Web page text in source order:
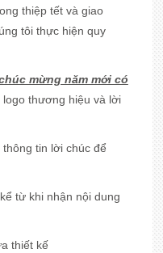
thiệp tết và giao
tôi thực hiện quy
mừng năm mới có
thương hiệu và lời
tin lời chúc để
từ khi nhận nội dung
thiết kế